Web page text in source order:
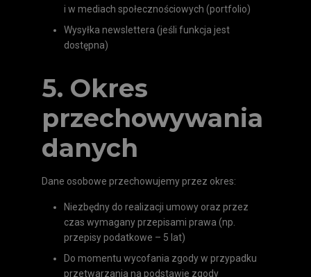
i w mediach społecznościowych (portfolio)
Wysyłka newslettera (jeśli funkcja jest
dostępna)
5. Okres
przechowywania
danych
Dane osobowe przechowujemy przez okres:
Niezbędny do realizacji umowy oraz przez
czas wymagany przepisami prawa (np.
przepisy podatkowe – 5 lat)
Do momentu wycofania zgody w przypadku
przetwarzania na podstawie zgody